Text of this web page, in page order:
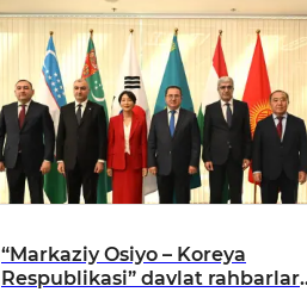
“Markaziy Osiyo – Koreya
Respublikasi” davlat rahbarlari